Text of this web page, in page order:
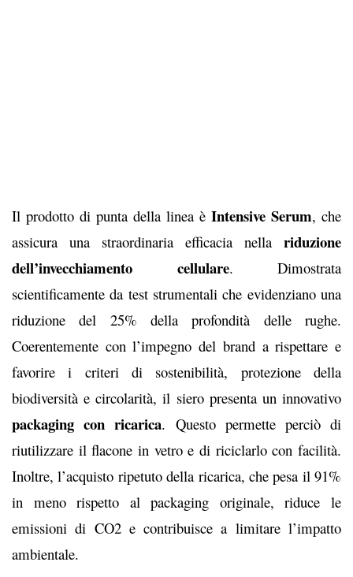
Il prodotto di punta della linea è Intensive Serum, che
assicura una straordinaria efficacia nella riduzione
dell’invecchiamento cellulare. Dimostrata
scientificamente da test strumentali che evidenziano una
riduzione del 25% della profondità delle rughe.
Coerentemente con l’impegno del brand a rispettare e
favorire i criteri di sostenibilità, protezione della
biodiversità e circolarità, il siero presenta un innovativo
packaging con ricarica. Questo permette perciòdi
riutilizzare il flacone in vetro e di riciclarlo con facilità.
Inoltre, l’acquisto ripetuto della ricarica, che pesa il 91%
in meno rispetto al packaging originale, riduce le
emissioni di CO2 e contribuisce a limitare l’impatto
ambientale.